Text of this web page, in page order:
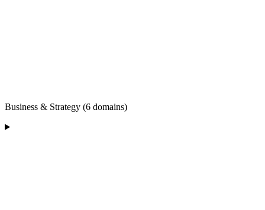
Business & Strategy (6 domains)